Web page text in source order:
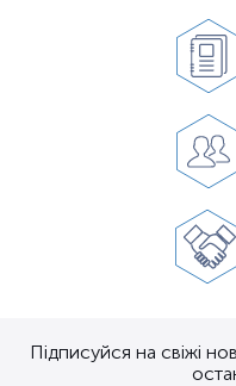
Підписуйся на свіжі